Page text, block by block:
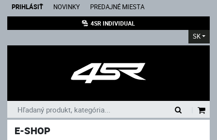
PRIHLÁSIŤ NOVINKY PREDAJNÉ MIESTA
4SR INDIVIDUAL
SK
E-SHOP